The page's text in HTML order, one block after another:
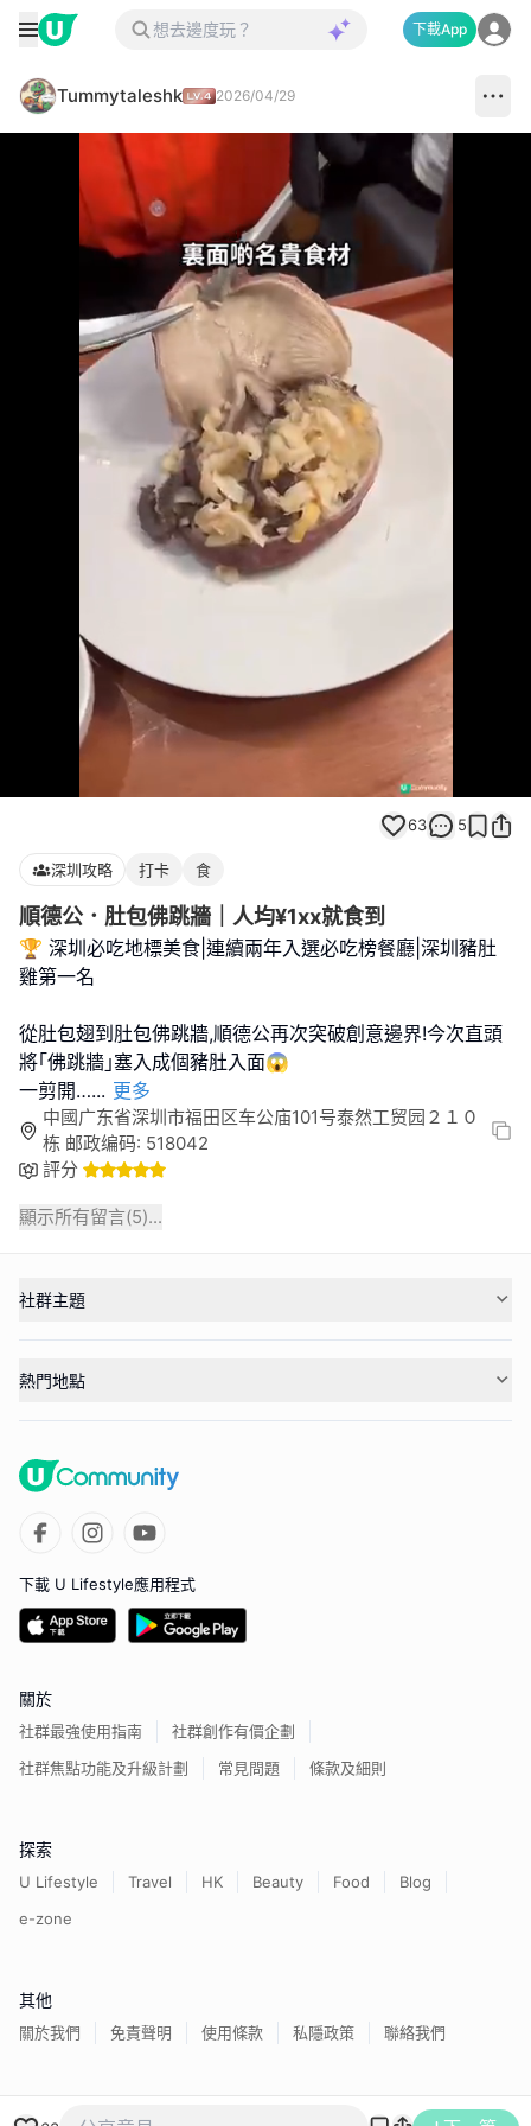
下載App
Tummytaleshk 2026/04/29
98.44%
63 5
深圳攻略 打卡 食
順德公．肚包佛跳牆｜人均¥1xx就食到
🏆 深圳必吃地標美食|連續兩年入選必吃榜餐廳|深圳豬肚
雞第一名
從肚包翅到肚包佛跳牆,順德公再次突破創意邊界!今次直頭
將｢佛跳牆｣塞入成個豬肚入面😱
一剪開…... 更多
中國广东省深圳市福田区车公庙101号泰然工贸园２１０
栋 邮政编码: 518042
評分
顯示所有留言(5)...
社群主題
熱門地點
下載 U Lifestyle應用程式
關於
社群最強使用指南
社群創作有價企劃
社群焦點功能及升級計劃
常見問題 條款及細則
探索
U Lifestyle Travel HK Beauty Food
Blog
e-zone
其他
關於我們 免責聲明 使用條款 私隱政策 聯絡我們